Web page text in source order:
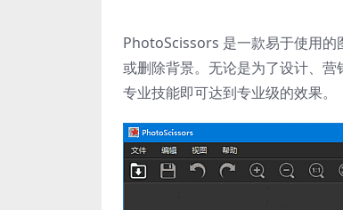
PhotoScissors 是一款易于使用的
或删除背景。无论是为了设计、
专业技能即可达到专业级的效果。